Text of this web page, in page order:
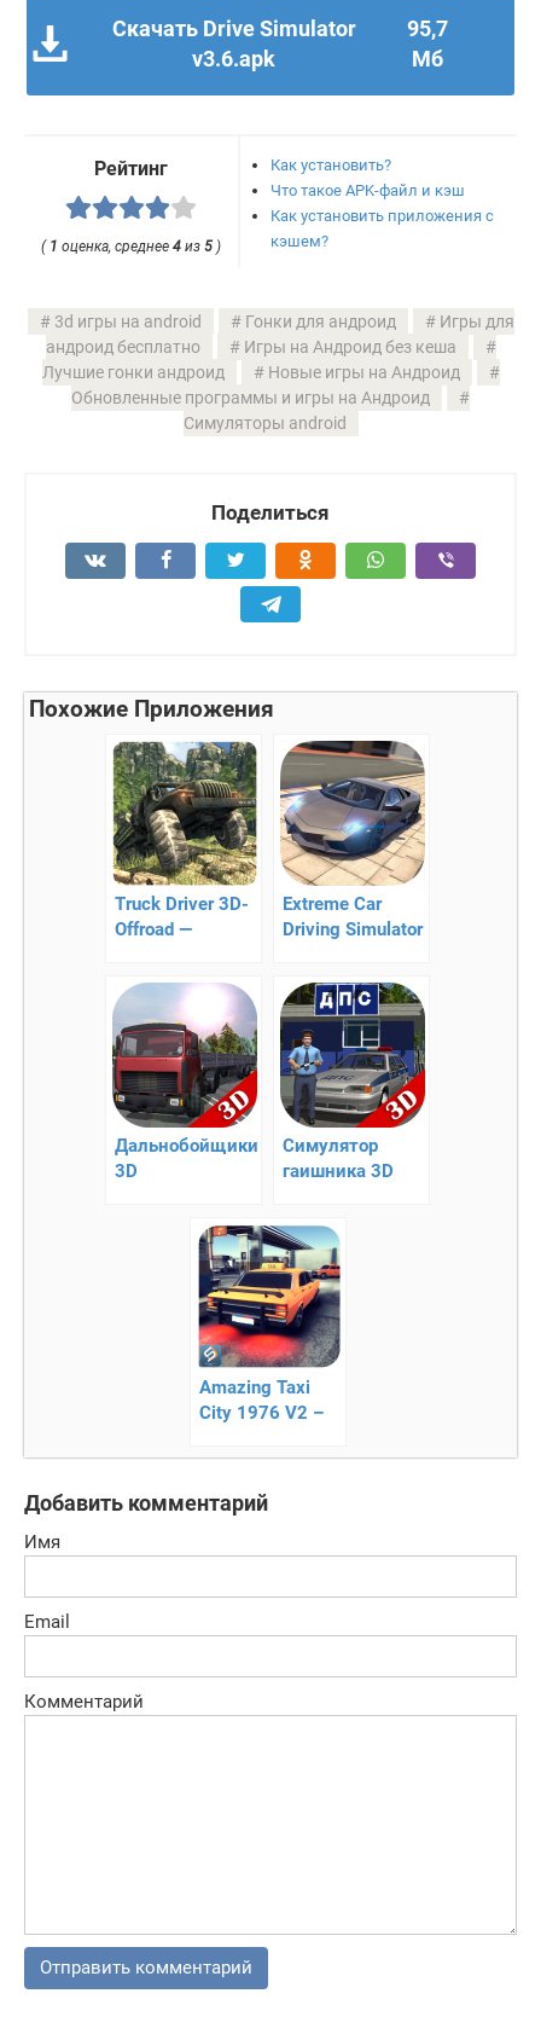
Скачать Drive Simulator
v3.6.apk
95,7
Мб
Рейтинг
( 1 оценка, среднее4 из5 )
Как установить?
Что такое APK-файл и кэш
Как установить приложения с
кэшем?
3d игры на android Гонки для андроид
Игры для
андроид бесплатно
Игры на Андроид без кеша
Лучшие гонки андроид
Новые игры на Андроид
Обновленные программы и игры на Андроид
Симуляторы android
Поделиться
Похожие Приложения
Truck Driver 3D-
Offroad —
внедорожного
вождения
Extreme Car
Driving Simulator
гонки
Дальнобойщики
3D
Симулятор
гаишника 3D
Amazing Taxi
City 1976 V2 –
таксиста
Добавить комментарий
Имя
Email
Комментарий